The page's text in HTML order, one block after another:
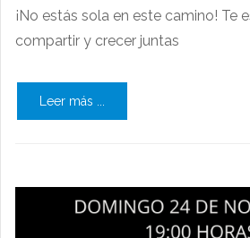
¡No estás sola en este camino! Te
compartir y crecer juntas
Leer más ...